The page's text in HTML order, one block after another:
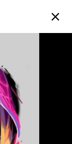
Neo-tradycyjny /
/ Horror